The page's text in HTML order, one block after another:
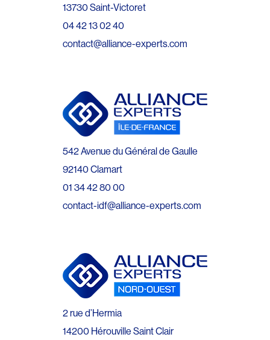
13730 Saint-Victoret
04 42 13 02 40
contact@alliance-experts.com
542 Avenue du Général de Gaulle
92140 Clamart
01 34 42 80 00
contact-idf@alliance-experts.com
2 rue d’Hermia
14200 Hérouville Saint Clair